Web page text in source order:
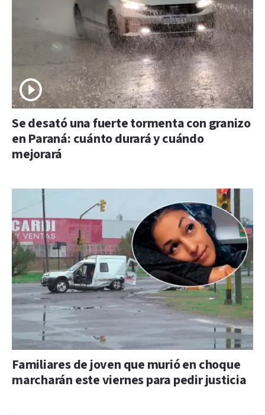
Se desató una fuerte tormenta con granizo
en Paraná: cuánto durará y cuándo
mejorará
Familiares de joven que murió en choque
marcharán este viernes para pedir justicia